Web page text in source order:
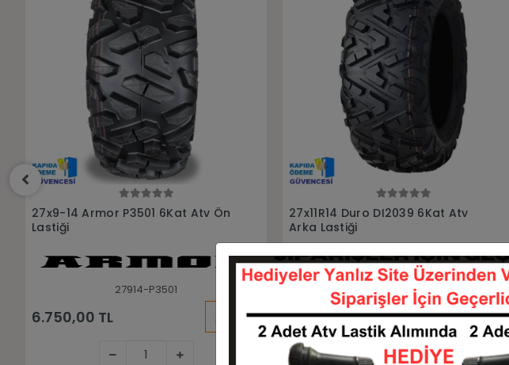
27x11R14 Duro DI2039 6Kat Atv
Arka Lastiği
271114-DI2039
10.500,00 TL KARGO
BEDAVA
27x9R14 Duro DI2039 6Kat Atv Ön
Lastiği
27914-DI2039
9.250,00 TL KARGO
BEDAVA